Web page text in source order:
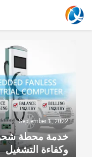
September 1, 2022
خدمة محطة شحن
وكفاءة التشغيل